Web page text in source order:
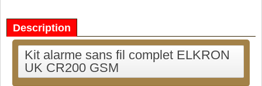
Description
Kit alarme sans fil complet ELKRON
UK CR200 GSM